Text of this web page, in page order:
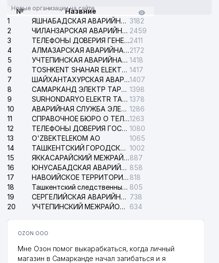
Новые организации на сайте
№
Назвние
1
ЯШНАБАДСКАЯ АВАРИЙНАЯ СЛУЖБА ЭЛЕКТРОСЕТИ 3182
2
ЧИЛАНЗАРСКАЯ АВАРИЙНАЯ СЛУЖБА ЭЛЕКТРОСЕТИ 2459
3
ТЕЛЕФОНЫ ДОВЕРИЯ ГЕНЕРАЛЬНОЙ ПРОКУРАТУРЫ РЕСПУБЛИКИ УЗБЕКИСТАН2411
4
АЛМАЗАРСКАЯ АВАРИЙНАЯ СЛУЖБА ЭЛЕКТРОСЕТИ2172
5
УЧТЕПИНСКАЯ АВАРИЙНАЯ СЛУЖБА ЭЛЕКТРОСЕТИ 1418
6
TOSHKENT SHAHAR ELEKTR TARMOQLARI KORXONASI АО 1417
7
ШАЙХАНТАХУРСКАЯ АВАРИЙНАЯ СЛУЖБА ЭЛЕКТРОСЕТИ1407
8
САМАРКАНД ЭЛЕКТР ТАРМОКЛАРИ АО 1398
9
SURHONDARYO ELEKTR TARMOKLARI АО 1378
10
АВАРИЙНАЯ СЛУЖБА ЭЛЕКТРОСЕТИ ТАШКЕНТСКОГО РАЙОНА 1286
11
СПРАВОЧНОЕ БЮРО О ТЕЛЕФОНАХ ОРГАНИЗАЦИЙ г. ТАШКЕНТА1263
12
ТЕЛЕФОНЫ ДОВЕРИЯ ГОСУДАРСТВЕННОГО ЦЕНТРА ТЕСТИРОВАНИЯ 1080
13
O'ZBEKTELEKOM АО
1065
14
ТАШКЕНТСКИЙ ГОРОДСКОЙ СУД ПО ГРАЖДАНСКИМ ДЕЛАМ 1002
15
ЯККАСАРАЙСКИЙ МЕЖРАЙОННЫЙ СУД ПО ГРАЖДАНСКИМ ДЕЛАМ887
16
ЮНУСАБАДСКАЯ АВАРИЙНАЯ СЛУЖБА ЭЛЕКТРОСЕТИ 858
17
НАВОИЙСКОЕ ТЕРРИТОРИАЛЬНОЕ ПРЕДПРИЯТИЕ ЭЛЕКТРОСЕТИ АО 818
18
Ташкентский следственный изолятор 805
19
СЕРГЕЛИЙСКАЯ АВАРИЙНАЯ СЛУЖБА ЭЛЕКТРОСЕТИ 738
20
УЧТЕПИНСКИЙ МЕЖРАЙОННЫЙ СУД ПО ГРАЖДАНСКИМ ДЕЛАМ 634
OZON ООО
Мне Озон помог выкарабкаться, когда личный
магазин в Самарканде начал загибаться и я